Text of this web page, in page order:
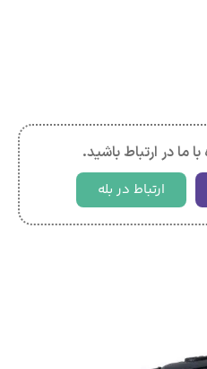
ما در ارتباط باشید.
ارتباط در بله